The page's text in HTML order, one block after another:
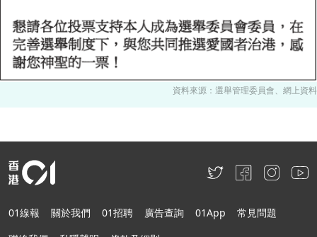
資料來源：選舉管理委員會、網上資料
01線報 關於我們 01招聘 廣告查詢 01App
常見問題